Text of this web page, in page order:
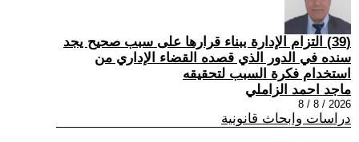
(39) التزام الإدارة ببناء قرارها على سبب صحیح یجد
سنده في الدور الذي قصده القضاء الإداري من
استخدام فكرة السبب لتحقیقه
ماجد احمد الزاملي
2026 / 8 / 8
دراسات وابحاث قانونية